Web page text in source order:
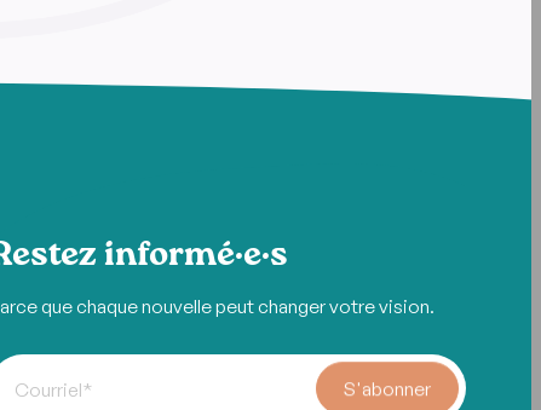
informé·e·s
que chaque nouvelle peut changer votre vision.
Courriel* S'abonner